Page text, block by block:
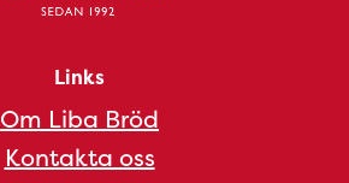
Links
Om Liba Bröd
Kontakta oss